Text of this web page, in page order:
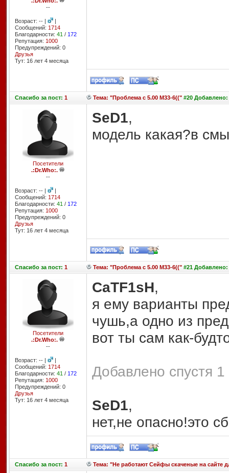
--
Возраст: -- |
|
Сообщений: 1714
Благодарности: 41 / 172
Репутация: 1000
Предупреждений: 0
Друзья
Тут: 16 лет 4 месяцa
Спасибоза пост: 1 Тема: "Проблема с 5.00 M33-6(("#20 Добавлено:
Посетители
.:Dr.Who:.
--
Возраст: -- |
|
Сообщений: 1714
Благодарности: 41 / 172
Репутация: 1000
Предупреждений: 0
Друзья
Тут: 16 лет 4 месяцa
SeD1,
модель какая?в
Спасибоза пост: 1 Тема: "Проблема с 5.00 M33-6(("#21 Добавлено:
Посетители
.:Dr.Who:.
--
Возраст: -- |
|
Сообщений: 1714
Благодарности: 41 / 172
Репутация: 1000
Предупреждений: 0
Друзья
Тут: 16 лет 4 месяцa
CaTF1sH,
я ему варианты
чушь,а одно из
вот ты сам как-
Добавлено спустя
SeD1,
нет,не опасно!это
Спасибоза пост: 1 Тема: "Не работают Сейфы скаченые на сайте